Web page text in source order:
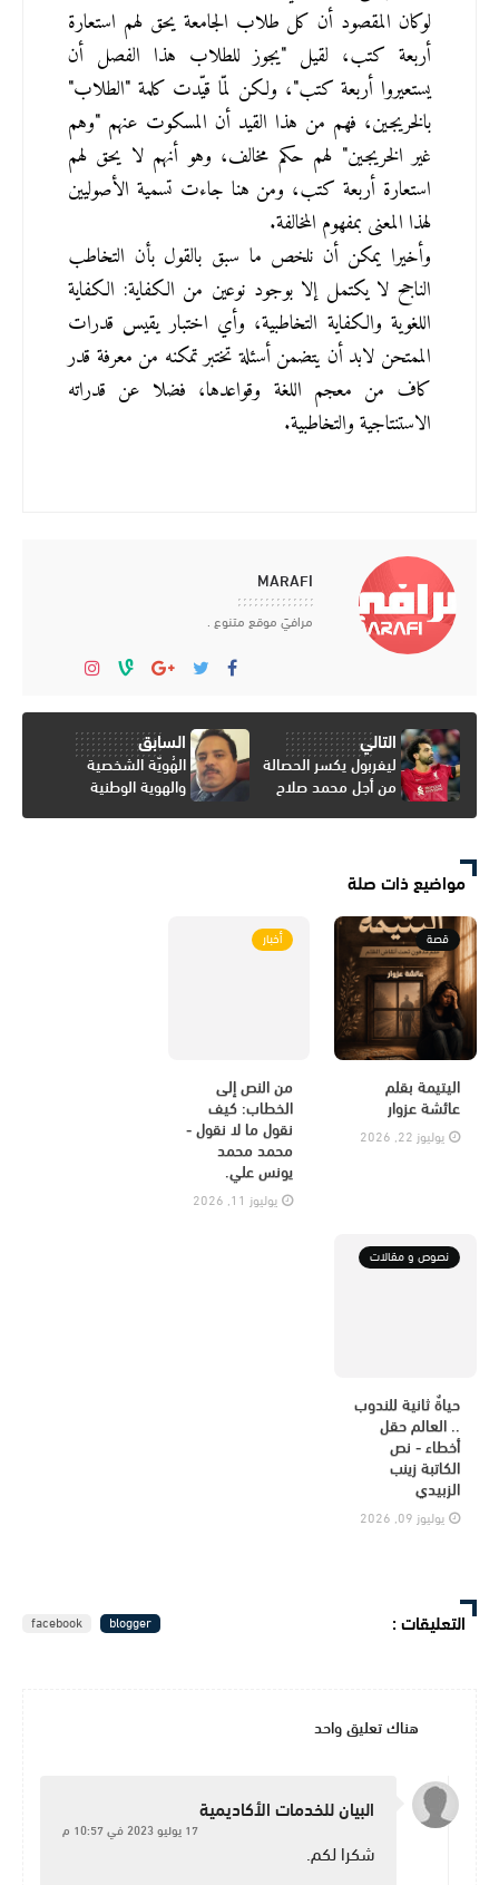
لهذا المعنى بمفهوم المخالفة.
الممتحن لابد أن يتضمن أسئلة تختبر تمكنه من معرفة قدر
الاستنتاجية والتخاطبية.
MARAFI
مرافيَ موقع متنوع .
التالي
ليفربول يكسر الحصالة
من أجل محمد صلاح
السابق
الهُويّة الشخصية
والهوية الوطنية
مواضيع ذات صلة
قصة
اليتيمة بقلم
عائشة عزوار
يوليوز 22, 2026
أخبار
من النص إلى
الخطاب: كيف
نقول ما لا نقول -
محمد محمد
يونس علي.
يوليوز 11, 2026
نصوص و مقالات
حياةٌ ثانية للندوب
.. العالم حقل
أخطاء - نص
الكاتبة زينب
الزبيدي
يوليوز 09, 2026
التعليقات :
blogger
facebook
هناك تعليق واحد
البيان للخدمات الأكاديمية
17 يوليو 2023 في 10:57 م
شكرا لكم.